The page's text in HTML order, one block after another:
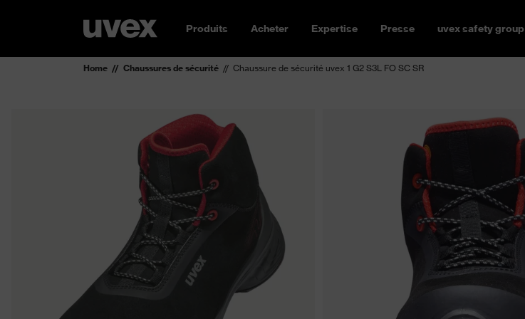
Produits Acheter Expertise Presse uvex safety group
Home Chaussures de sécurité Chaussure de sécurité uvex 1 G2 S3L FO SC SR